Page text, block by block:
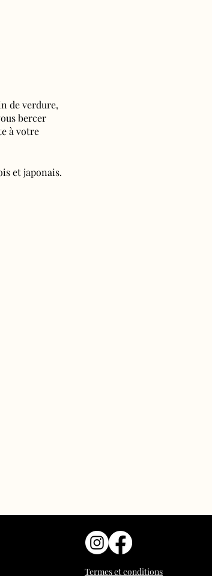
de verdure,
bercer
à votre
et japonais.
Termes et conditions